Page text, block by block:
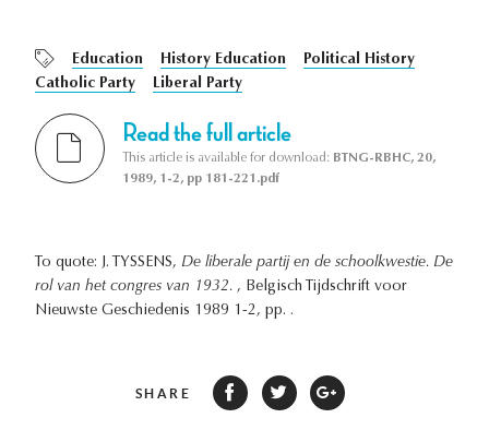
Education History Education
Political History
Catholic Party
Liberal Party
Read the full article
This article is available for download: BTNG-RBHC, 20,
1989, 1-2, pp 181-221.pdf
To quote: J. TYSSENS, De liberale partij en de schoolkwestie. De
rol van het congres van 1932. , Belgisch Tijdschrift voor
Nieuwste Geschiedenis 1989 1-2, pp. .
SHARE